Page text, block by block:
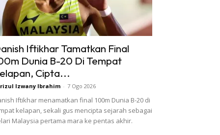
Iftikhar Tamatkan Final
Dunia B-20 Di Tempat
Cipta...
Izwany Ibrahim - 7 Ogo 2026
Iftikhar menamatkan final 100m Dunia B-20 di
kelapan, sekali gus mencipta sejarah sebagai
Malaysia pertama mara ke pentas akhir.